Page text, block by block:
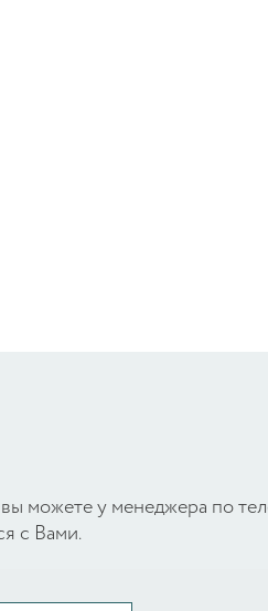
можете у менеджера по
с Вами.